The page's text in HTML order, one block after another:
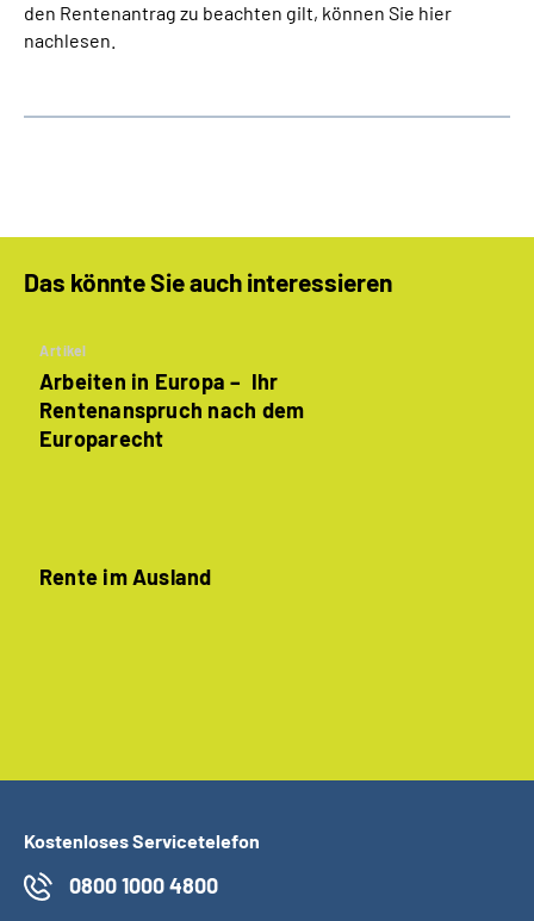
den Rentenantrag zu beachten gilt, können Sie hier
nachlesen.
Das könnte Sie auch interessieren
Artikel
Arbeiten in Europa – Ihr
Rentenanspruch nach dem
Europarecht
Rente im Ausland
Kostenloses Servicetelefon
0800 1000 4800